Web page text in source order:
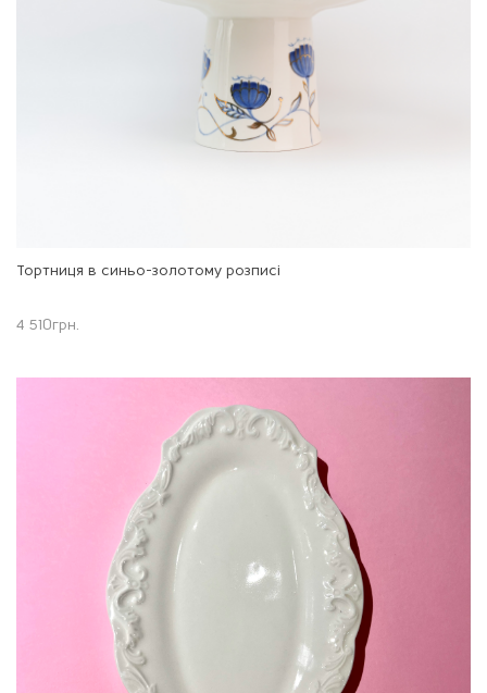
Тортниця в синьо-золотому розписі
4 510грн.